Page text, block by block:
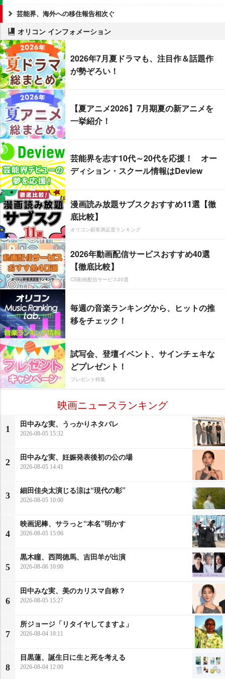
芸能界、海外への移住報告相次ぐ
オリコン インフォメーション
2026年7月夏ドラマも、注目作＆話題作
が勢ぞろい！
【夏アニメ2026】7月期夏の新アニメを
一挙紹介！
芸能界を志す10代～20代を応援！ オー
ディション・スクール情報はDeview
漫画読み放題サブスクおすすめ11選【徹
底比較】
オリコン顧客満足度ランキング
2026年動画配信サービスおすすめ40選
【徹底比較】
CS動画配信サービス20選
毎週の音楽ランキングから、ヒットの推
移をチェック！
試写会、登壇イベント、サインチェキな
どプレゼント！
プレゼント特集
映画ニュースランキング
1
田中みな実、うっかりネタバレ
2026-08-05 15:32
2
田中みな実、妊娠発表後初の公の場
2026-08-05 14:41
3
細田佳央太演じる涼は“現代の彰”
2026-08-05 10:00
4
映画泥棒、サラっと“本名”明かす
2026-08-05 15:06
5
黒木瞳、西岡徳馬、吉田羊が出演
2026-08-06 10:00
6
田中みな実、美のカリスマ自称？
2026-08-05 15:27
7
所ジョージ「リタイヤしてますよ」
2026-08-04 18:11
8
目黒蓮、誕生日に生と死を考える
2026-08-04 12:00